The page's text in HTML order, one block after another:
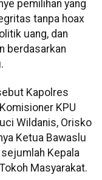
pemilihan yang
tanpa hoax
uang, dan
berdasarkan
Kapolres
KPU
Wildanis, Orisko
Ketua Bawaslu
Kepala
Masyarakat.